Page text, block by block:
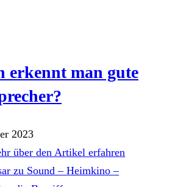
erkennt man gute
2023